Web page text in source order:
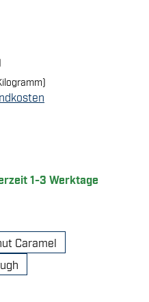
4.97 von 5 Sternen
1-3 Werktage
Caramel